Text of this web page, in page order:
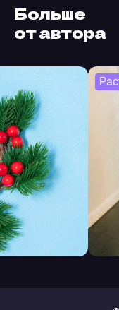
Больше
от автора